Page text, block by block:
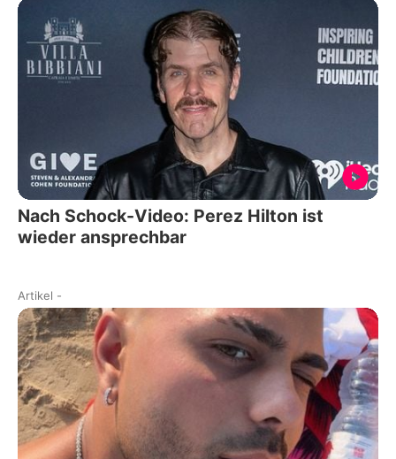
Nach Schock-Video: Perez Hilton ist
wieder ansprechbar
Artikel -